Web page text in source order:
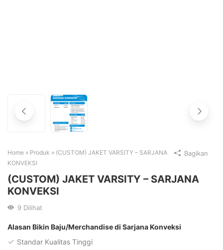
Home » Produk » (CUSTOM) JAKET VARSITY – SARJANA
KONVEKSI
(CUSTOM) JAKET VARSITY – SARJANA
KONVEKSI
9 Dilihat
Alasan Bikin Baju/Merchandise di Sarjana Konveksi
Standar Kualitas Tinggi
Bagikan